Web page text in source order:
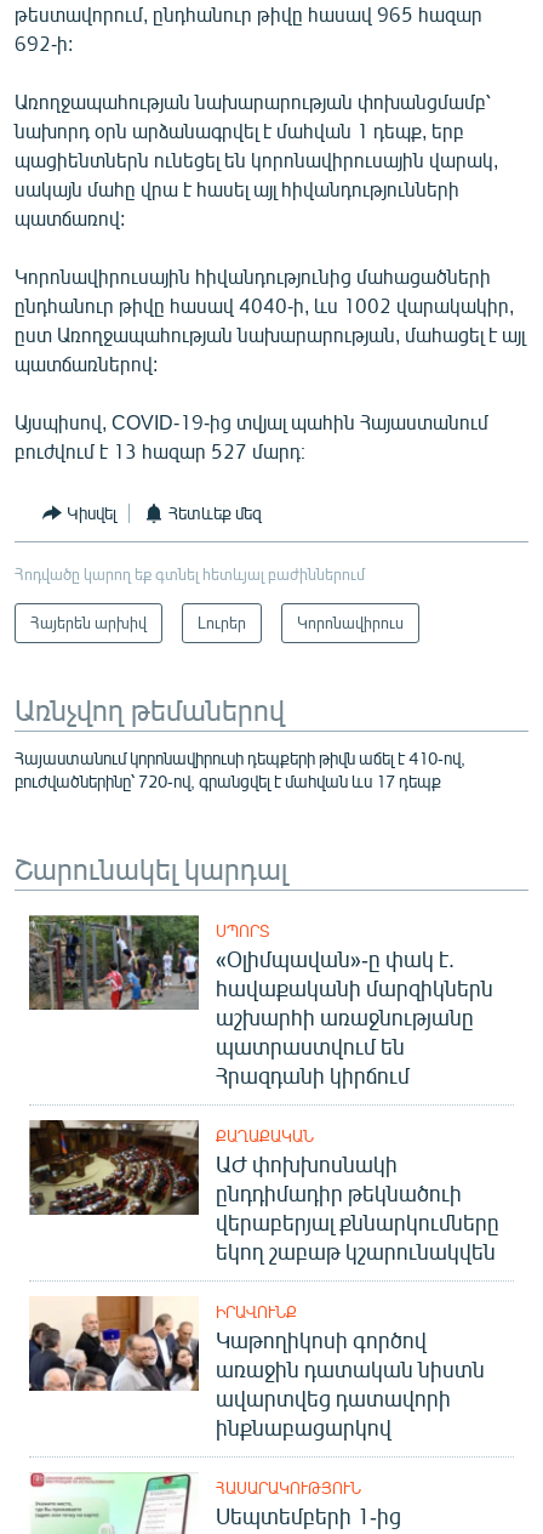
ՀԵՏԵՎԵՔ ՄԵԶ
«Ազատության» բոլոր կայքերը
թեստավորում, ընդհանուր թիվը հասավ 965 հազար
692-ի:
Առողջապահության նախարարության փոխանցմամբ՝
նախորդ օրն արձանագրվել է մահվան 1 դեպք, երբ
պացիենտներն ունեցել են կորոնավիրուսային վարակ,
սակայն մահը վրա է հասել այլ հիվանդությունների
պատճառով:
Կորոնավիրուսային հիվանդությունից մահացածների
ընդհանուր թիվը հասավ 4040-ի, ևս 1002 վարակակիր,
ըստ Առողջապահության նախարարության, մահացել է այլ
պատճառներով:
Այսպիսով, COVID-19-ից տվյալ պահին Հայաստանում
բուժվում է 13 հազար 527 մարդ։
Կիսվել Հետևեք մեզ
Հոդվածը կարող եք գտնել հետևյալ բաժիններում
Հայերեն արխիվ Լուրեր Կորոնավիրուս
Առնչվող թեմաներով
Հայաստանում կորոնավիրուսի դեպքերի թիվն աճել է 410-ով,
բուժվածներինը՝ 720-ով, գրանցվել է մահվան ևս 17 դեպք
Շարունակել կարդալ
ՍՊՈՐՏ
«Օլիմպավան»-ը փակ է.
հավաքականի մարզիկներն
աշխարհի առաջնությանը
պատրաստվում են
Հրազդանի կիրճում
ՔԱՂԱՔԱԿԱՆ
ԱԺ փոխխոսնակի
ընդդիմադիր թեկնածուի
վերաբերյալ քննարկումները
եկող շաբաթ կշարունակվեն
ԻՐԱՎՈՒՆՔ
Կաթողիկոսի գործով
առաջին դատական նիստն
ավարտվեց դատավորի
ինքնաբացարկով
ՀԱՍԱՐԱԿՈՒԹՅՈՒՆ
Սեպտեմբերի 1-ից